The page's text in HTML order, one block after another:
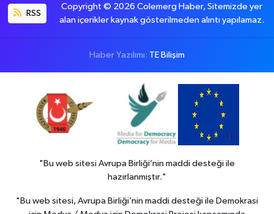
RSS
Copyright © 2026 Colemerg Haber, Sitemizde yer
alan içerikler kaynak gösterilmeden alıntı yapılamaz.
Haber Yazılımı: TE Bilişim
"Bu web sitesi Avrupa Birliği’nin maddi desteği ile
hazırlanmıştır."
"Bu web sitesi, Avrupa Birliği’nin maddi desteği ile Demokrasi